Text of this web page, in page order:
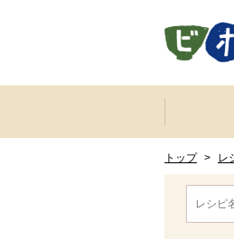
ここからサイト内共通メニューです。
サイト内共通メニューをスキップする
トップ > レ
ここから
消費材検
ここから